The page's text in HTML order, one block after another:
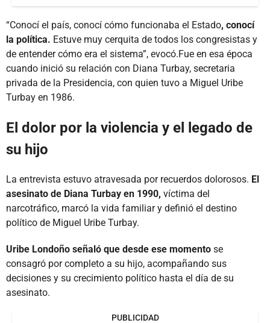
“Conocí el país, conocí cómo funcionaba el Estado, conocí
la política. Estuve muy cerquita de todos los congresistas y
de entender cómo era el sistema”, evocó.Fue en esa época
cuando inició su relación con Diana Turbay, secretaria
privada de la Presidencia, con quien tuvo a Miguel Uribe
Turbay en 1986.
El dolor por la violencia y el legado de
su hijo
La entrevista estuvo atravesada por recuerdos dolorosos. El
asesinato de Diana Turbay en 1990, víctima del
narcotráfico, marcó la vida familiar y definió el destino
político de Miguel Uribe Turbay.
Uribe Londoño señaló que desde ese momento se
consagró por completo a su hijo, acompañando sus
decisiones y su crecimiento político hasta el día de su
asesinato.
PUBLICIDAD